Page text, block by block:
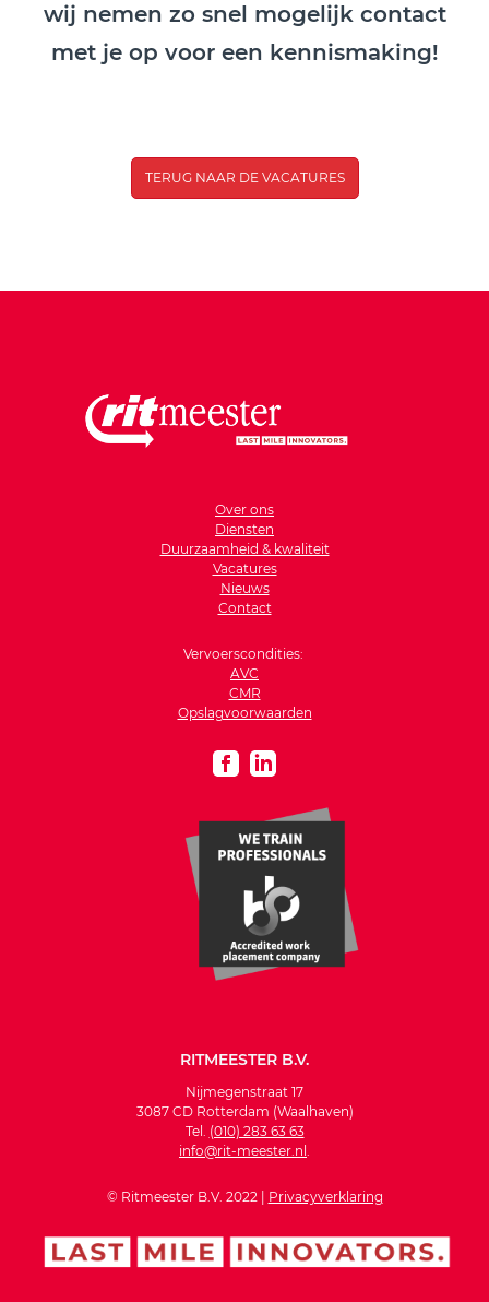
wij nemen zo snel mogelijk contact
met je op voor een kennismaking!
TERUG NAAR DE VACATURES
Over ons
Diensten
Duurzaamheid & kwaliteit
Vacatures
Nieuws
Contact
Vervoerscondities:
AVC
CMR
Opslagvoorwaarden
RITMEESTER B.V.
Nijmegenstraat 17
3087 CD Rotterdam (Waalhaven)
Tel. (010) 283 63 63
info@rit-meester.nl
© Ritmeester B.V. 2022 | Privacyverklaring